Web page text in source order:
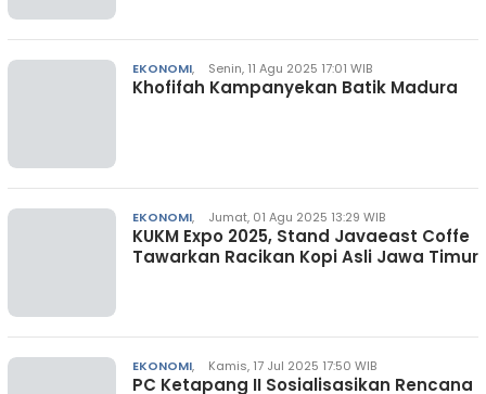
EKONOMI, Senin, 11 Agu 2025 17:01 WIB
Khofifah Kampanyekan Batik Madura
EKONOMI, Jumat, 01 Agu 2025 13:29 WIB
KUKM Expo 2025, Stand Javaeast Coffe
Tawarkan Racikan Kopi Asli Jawa Timur
EKONOMI, Kamis, 17 Jul 2025 17:50 WIB
PC Ketapang II Sosialisasikan Rencana